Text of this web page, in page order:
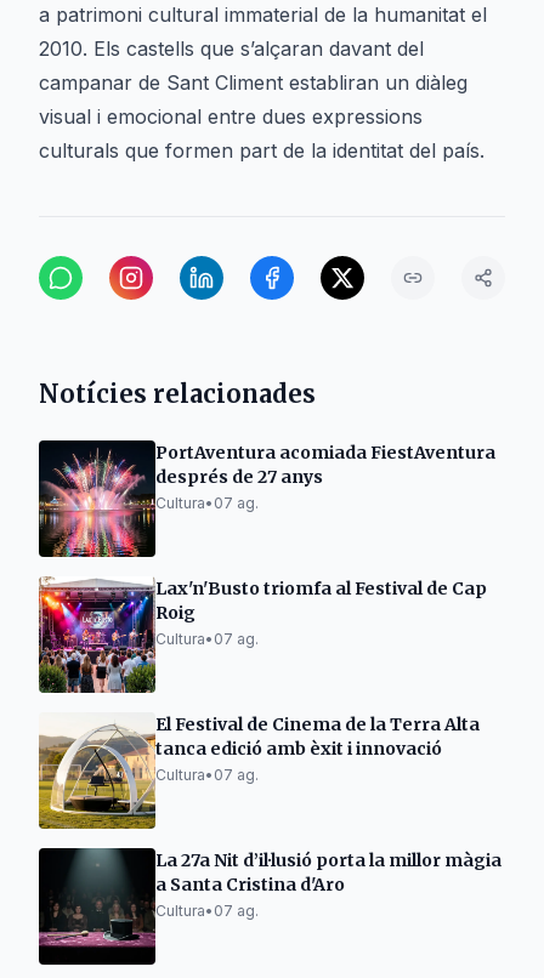
a patrimoni cultural immaterial de la humanitat el
2010. Els castells que s’alçaran davant del
campanar de Sant Climent establiran un diàleg
visual i emocional entre dues expressions
culturals que formen part de la identitat del país.
Notícies relacionades
PortAventura acomiada FiestAventura
després de 27 anys
Cultura• 07 ag.
Lax'n'Busto triomfa al Festival de Cap
Roig
Cultura• 07 ag.
El Festival de Cinema de la Terra Alta
tanca edició amb èxit i innovació
Cultura• 07 ag.
La 27a Nit d’il·lusió porta la millor màgia
a Santa Cristina d'Aro
Cultura• 07 ag.